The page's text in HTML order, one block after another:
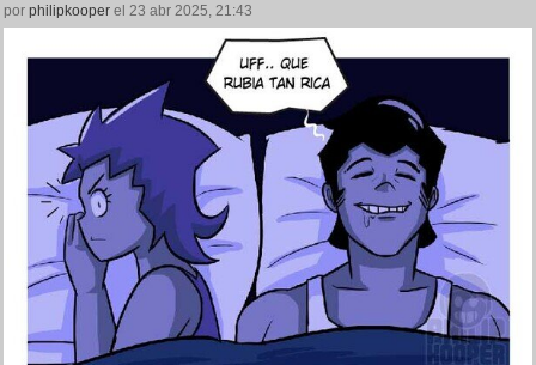
por philipkooper el 23 abr 2025, 21:43